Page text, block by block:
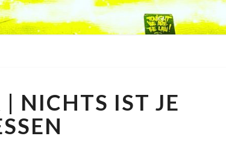
NICHTS IST JE